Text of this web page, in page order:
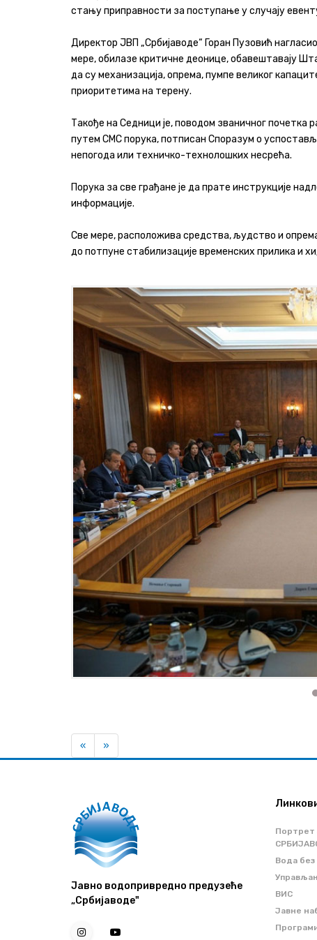
стању приправности за поступање у случају
Директор ЈВП „Србијаводе“ Горан Пузовић
мере, обилазе критичне деонице, обавештавају
да су механизација, опрема, пумпе великог
приоритетима на терену.
Такође на Седници је, поводом званичног
путем СМС порука, потписан Споразум о
непогода или техничко-технолошких несрећа.
Порука за све грађане је да прате инструкције
информације.
Све мере, расположива средства, људство и
до потпуне стабилизације временских прилика и
«Previous
»
Јавно водопривредно предузеће
„Србијаводе"
Портрет
Вода без
ВИС
Јавне